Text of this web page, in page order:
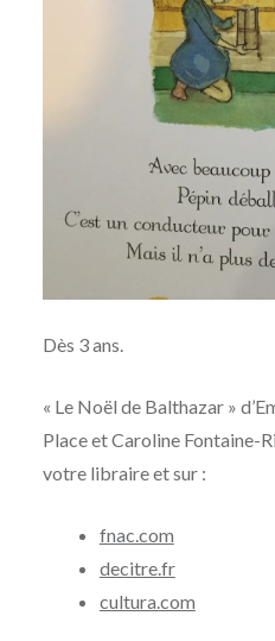
Dès 3 ans.
« Le Noël de Balthazar »
Place et Caroline Fontaine-
votre libraire et sur :
fnac.com
decitre.fr
cultura.com